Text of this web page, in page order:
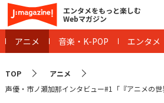
エンタメをもっと楽しむ
Webマガジン
アニメ 音楽・K-POP エンタメ
TOP
アニメ
声優・市ノ瀬加那インタビュー#1「『アニメの